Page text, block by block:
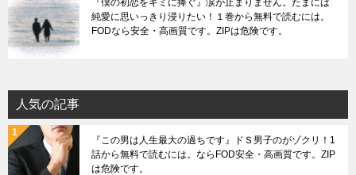
『僕の初恋をキミに捧ぐ』涙が止まりません。たまには
純愛に思いっきり浸りたい！１巻から無料で読むには。
FODなら安全・高画質です。ZIPは危険です。
人気の記事
『この男は人生最大の過ちです』ドＳ男子のがゾクリ！1
話から無料で読むには。ならFOD安全・高画質です。ZIP
は危険です。